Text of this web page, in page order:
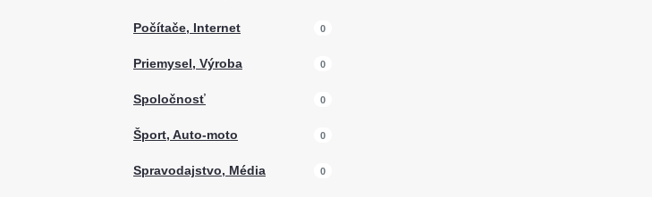
Počítače, Internet 0
Priemysel, Výroba 0
Spoločnosť 0
Šport, Auto-moto 0
Spravodajstvo, Média 0